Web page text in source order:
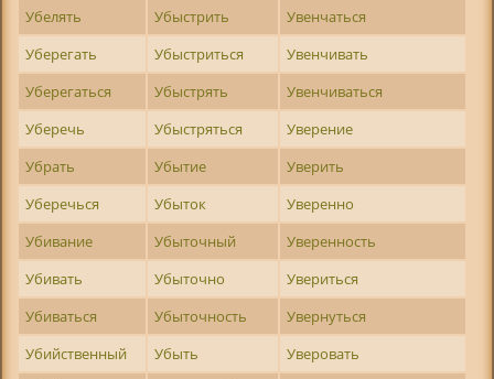
Убелять
Убыстрить
Увенчаться
Уберегать
Убыстриться
Увенчивать
Уберегаться
Убыстрять
Увенчиваться
Уберечь
Убыстряться
Уверение
Убрать
Убытие
Уверить
Уберечься
Убыток
Уверенно
Убивание
Убыточный
Уверенность
Убивать
Убыточно
Увериться
Убиваться
Убыточность
Увернуться
Убийственный
Убыть
Уверовать